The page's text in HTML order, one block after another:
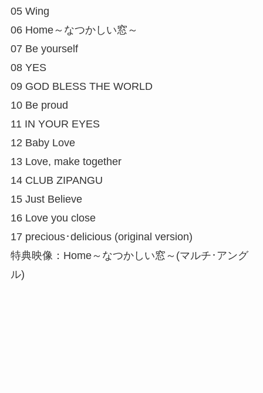
05 Wing
06 Home～なつかしい窓～
07 Be yourself
08 YES
09 GOD BLESS THE WORLD
10 Be proud
11 IN YOUR EYES
12 Baby Love
13 Love, make together
14 CLUB ZIPANGU
15 Just Believe
16 Love you close
17 precious･delicious (original version)
特典映像：Home～なつかしい窓～(マルチ･アング
ル)